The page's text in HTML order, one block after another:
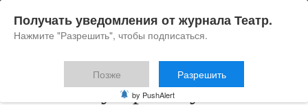
В Москву привезут
Получать уведомления от журнала Театр.
Нажмите "Разрешить", чтобы подписаться.
Позже Разрешить
by PushAlert